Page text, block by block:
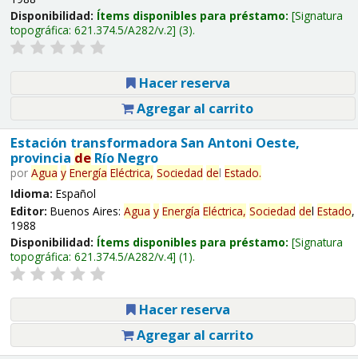
Disponibilidad: Ítems disponibles para préstamo: Signatura
topográfica: 621.374.5/A282/v.2 (3).
Hacer reserva
Agregar al carrito
Estación transformadora San Antoni Oeste,
provincia deRío Negro
por Agua y Energía Eléctrica, Sociedad del Estado.
Idioma: Español
Editor: Buenos Aires: Agua y Energía Eléctrica, Sociedad del Estado,
1988
Disponibilidad: Ítems disponibles para préstamo: Signatura
topográfica: 621.374.5/A282/v.4 (1).
Hacer reserva
Agregar al carrito